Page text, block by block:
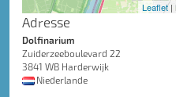
Leaflet|
Adresse
Dolfinarium
Zuiderzeeboulevard 22
3841 WB Harderwijk
Niederlande